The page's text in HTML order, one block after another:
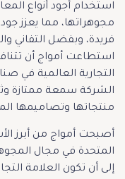
استخدام أجود أنواع
مجوهراتها، مما يعزز
فريدة، وبفضل التفاني
استطاعت أمواج أن
التجارية العالمية في
الشركة سمعة ممتازة
منتجاتها وتصاميمها
أصبحت أمواج من أبرز
المتحدة في مجال
إلى أن تكون العلامة